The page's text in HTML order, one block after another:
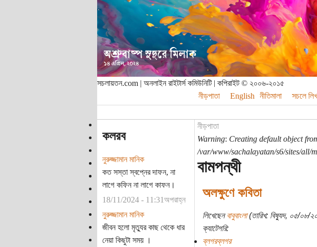
সচলায়তন.com | অনলাইন রাইটার্স কমিউনিটি | কপিরাইট © ২০০৬-২০১৫
নীড়পাতা
English নীতিমালা সচলে
কলরব
নুরুজ্জামান মানিক
কত সস্তা স্বপ্নের দাফন, না
লাগে কফিন না লাগে কাফন।
18/11/2024 - 11:31অপরাহ্ন
নুরুজ্জামান মানিক
জীবন হলো মৃত্যুর কাছ থেকে ধার
নেয়া কিছুটা সময় ।
নীড়পাতা
Warning: Creating default object
/var/www/sachalayatan/s6/sites/all/
বামপন্থী
অলক্ষুণে কবিতা
লিখেছেনবাবুবাংলা(তারিখ: বিষ্যুদ, ০৫/০৮/
ক্যাটেগরি:
ব্লগরব্লগর